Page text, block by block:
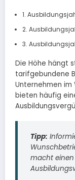
1.
2.
3.
Die Höhe hängt
tarifgebundene
Unternehmen im
bieten häufig
Tipp:
macht